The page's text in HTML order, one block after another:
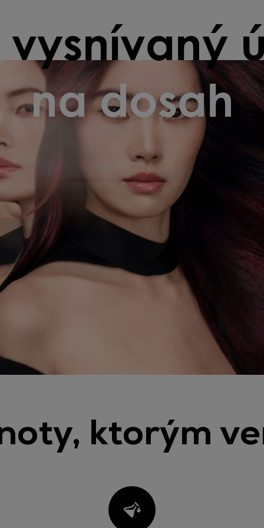
vysnívaný
na dosah
ktorým